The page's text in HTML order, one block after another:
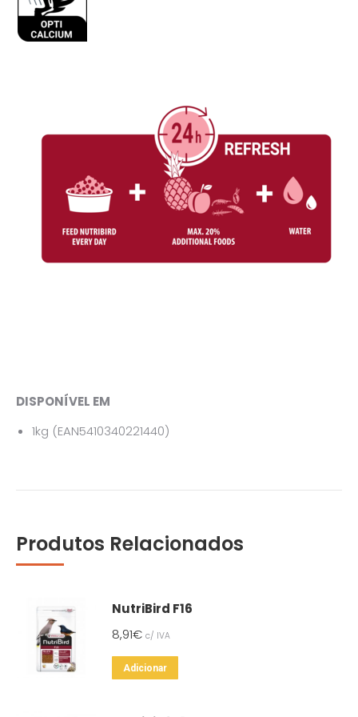
DISPONÍVEL EM
1kg (EAN5410340221440)
Produtos Relacionados
NutriBird F16
8,91€ c/ IVA
Adicionar